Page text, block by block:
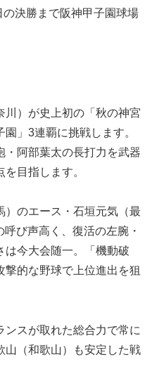
決勝まで阪神甲子園球場
川）が史上初の「秋の神宮
」3連覇に挑戦します。
・阿部葉太の長打力を武器
目指します。
）のエース・石垣元気（最
び声高く、復活の左腕・
は今大会随一。「機動破
的な野球で上位進出を狙
スが取れた総合力で常に
山（和歌山）も安定した戦